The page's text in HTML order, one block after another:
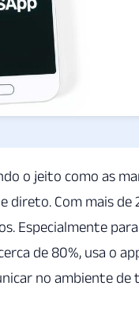
o jeito como as
Com mais de
Especialmente
de 80%, usa o
no ambiente de